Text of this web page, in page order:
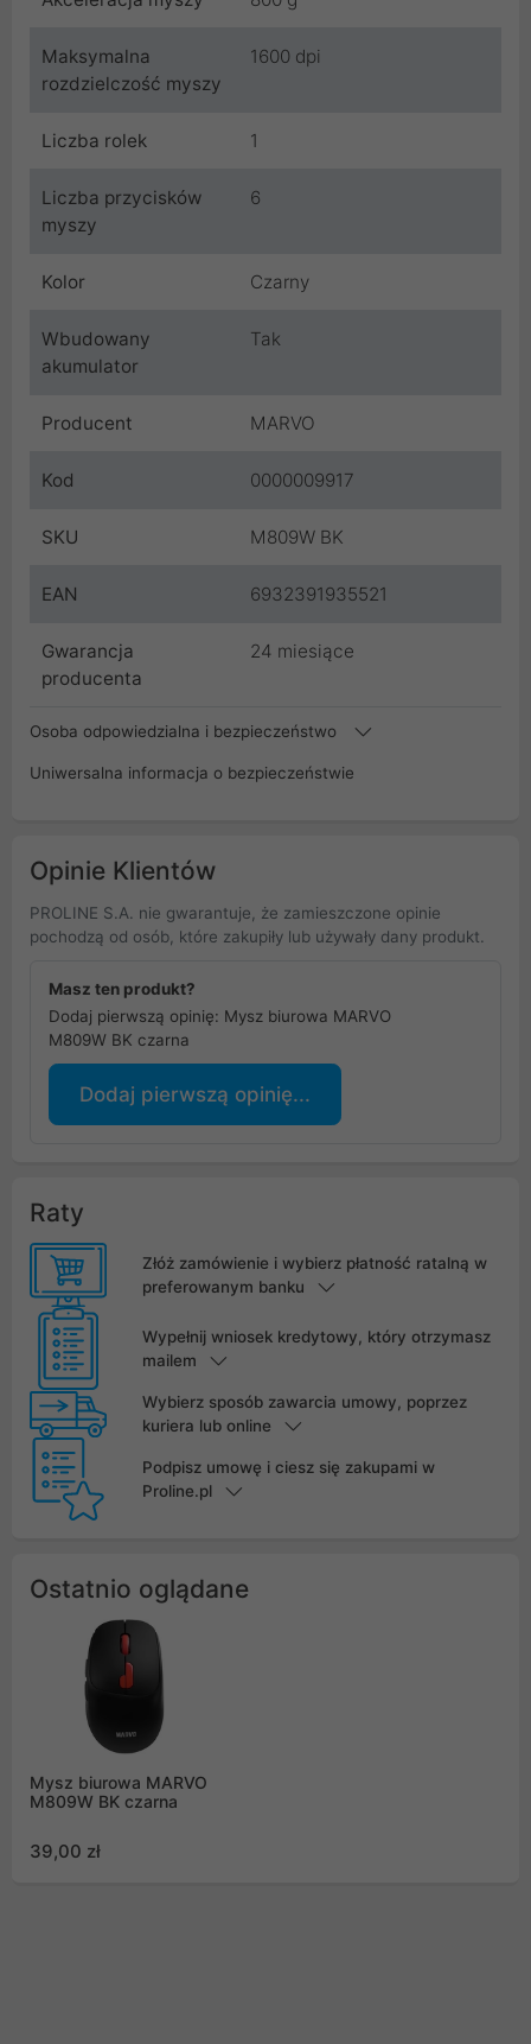
Maksymalna
rozdzielczość myszy
1600 dpi
Liczba rolek 1
Liczba przycisków
myszy
6
Kolor Czarny
Wbudowany
akumulator
Tak
Producent MARVO
Kod 0000009917
SKU M809W BK
EAN 6932391935521
Gwarancja
producenta
24 miesiące
Osoba odpowiedzialna i bezpieczeństwo
Uniwersalna informacja o bezpieczeństwie
Opinie Klientów
PROLINE S.A. nie gwarantuje, że zamieszczone opinie
pochodzą od osób, które zakupiły lub używały dany produkt.
Masz ten produkt?
Dodaj pierwszą opinię: Mysz biurowa MARVO
M809W BK czarna
Dodaj pierwszą opinię...
Raty
Złóż zamówienie i wybierz płatność ratalną w
preferowanym banku
Wypełnij wniosek kredytowy, który otrzymasz
mailem
Wybierz sposób zawarcia umowy, poprzez
kuriera lub online
Podpisz umowę i ciesz się zakupami w
Proline.pl
Ostatnio oglądane
Mysz biurowa MARVO
M809W BK czarna
39,00 zł